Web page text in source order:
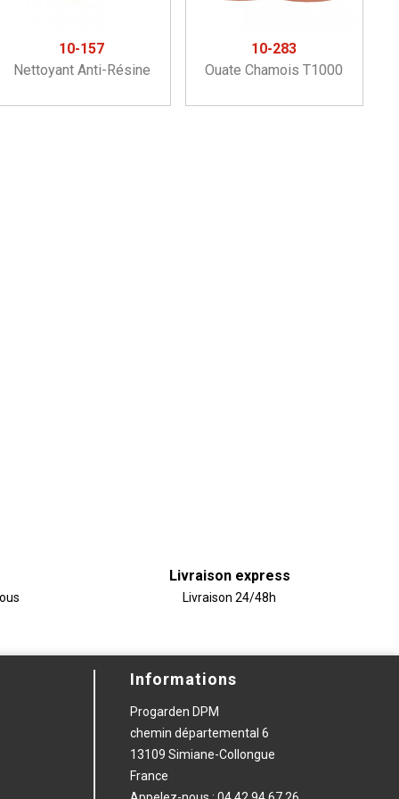
10-157
Nettoyant Anti-Résine
10-283
Ouate Chamois T1000
Livraison express
Livraison 24/48h
Informations
Progarden DPM
chemin départemental 6
13109 Simiane-Collongue
France